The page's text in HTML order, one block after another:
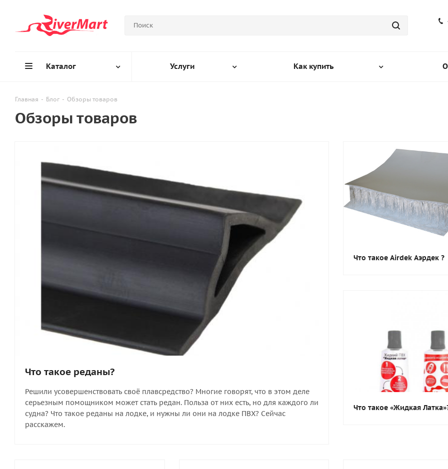
Каталог Услуги Как купить
Главная - Блог - Обзоры товаров
Обзоры товаров
Что такое реданы?
Решили усовершенствовать своё плавсредство? Многие говорят, что в этом деле
серьезным помощником может стать редан. Польза от них есть, но для каждого ли
судна? Что такое реданы на лодке, и нужны ли они на лодке ПВХ? Сейчас
расскажем.
Что такое Airdek Аэрдек ?
Что такое «Жидкая